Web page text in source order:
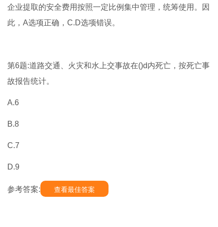
企业提取的安全费用按照一定比例集中管理，统筹使用。因
此，A选项正确，C.D选项错误。
第6题:道路交通、火灾和水上交事故在()d内死亡，按死亡事
故报告统计。
A.6
B.8
C.7
D.9
参考答案: 查看最佳答案